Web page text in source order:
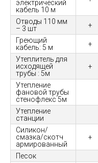
электрический
кабель 10 м
Отводы 110 мм
– 3 шт
+
Греющий
кабель: 5 м
+
Утеплитель для
исходящей
трубы : 5м
+
Утепление
фановой трубы
стенофлекс 5м
Утепление
станции
Силикон/
смазка/скотч
армированный
+
Песок